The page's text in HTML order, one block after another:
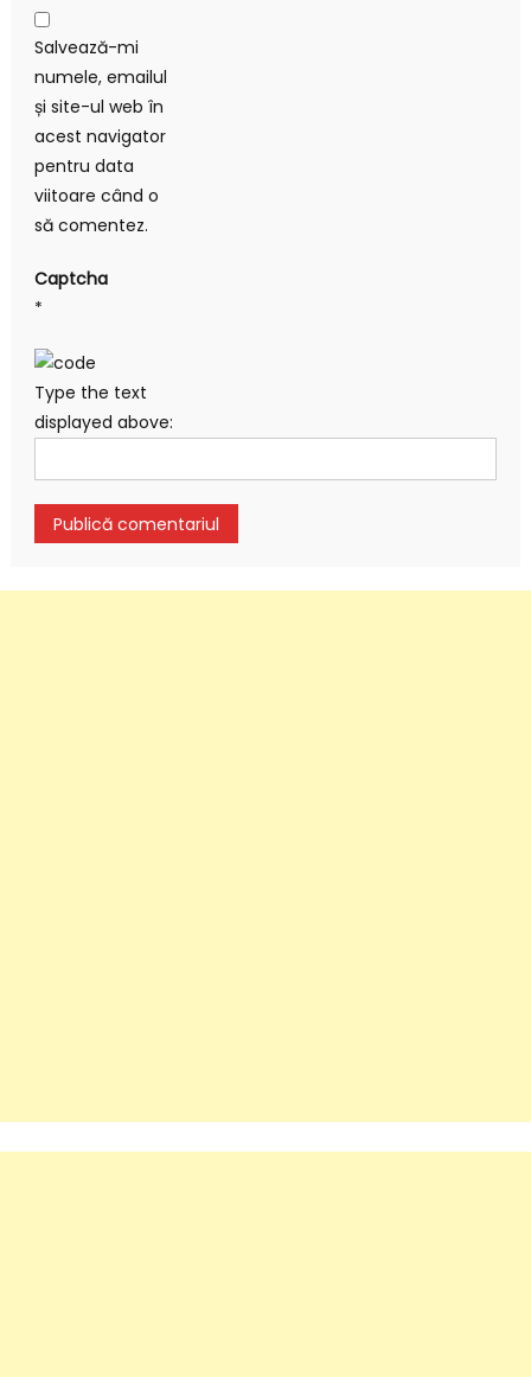
Salvează-mi
numele, emailul
și site-ul web în
acest navigator
pentru data
viitoare când o
să comentez.
Captcha
*
Type the text
displayed above: